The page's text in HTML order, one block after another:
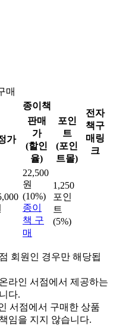
매
종이책
전자
책구
매링
크
가
판매
가
(할인
율)
포인
트
(포인
트몰)
22,500
원
(10%)
종이
책 구
매
1,250
포인
트
(5%)
회원인 경우만 해당됩
라인 서점에서 제공하는
다.
서점에서 구매한 상품
임을 지지 않습니다.